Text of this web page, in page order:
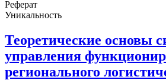
Реферат
Уникальность
Теоретические основы
управления
регионального